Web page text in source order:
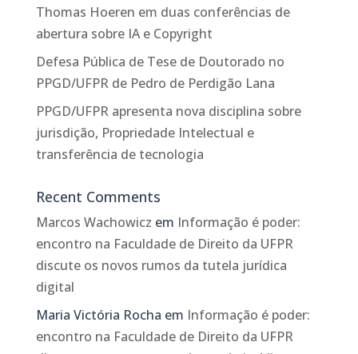
Thomas Hoeren em duas conferências de
abertura sobre IA e Copyright
Defesa Pública de Tese de Doutorado no
PPGD/UFPR de Pedro de Perdigão Lana
PPGD/UFPR apresenta nova disciplina sobre
jurisdição, Propriedade Intelectual e
transferência de tecnologia
Recent Comments
Marcos Wachowicz em Informação é poder:
encontro na Faculdade de Direito da UFPR
discute os novos rumos da tutela jurídica
digital
Maria Victória Rocha em Informação é poder:
encontro na Faculdade de Direito da UFPR